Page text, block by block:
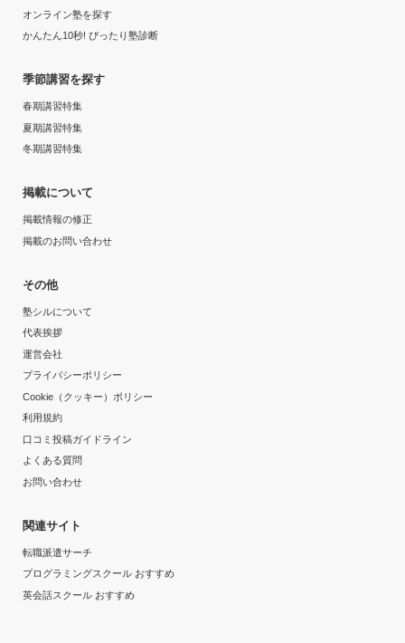
オンライン塾を探す
かんたん10秒! ぴったり塾診断
季節講習を探す
春期講習特集
夏期講習特集
冬期講習特集
掲載について
掲載情報の修正
掲載のお問い合わせ
その他
塾シルについて
代表挨拶
運営会社
プライバシーポリシー
Cookie（クッキー）ポリシー
利用規約
口コミ投稿ガイドライン
よくある質問
お問い合わせ
関連サイト
転職派遣サーチ
プログラミングスクール おすすめ
英会話スクール おすすめ